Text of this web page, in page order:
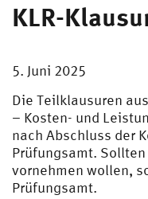
KLR-
5. Juni 2025
Die Teilklausuren
– Kosten- und
nach Abschluss der
Prüfungsamt.
vornehmen wollen,
Prüfungsamt.